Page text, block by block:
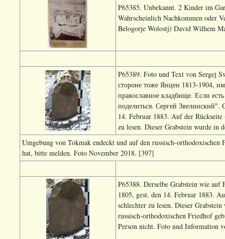
P65385. Unbekannt. 2 Kinder im
Wahrscheinlich Nachkommen oder
Belogorje Wolostj) David Wilhem
P65389. Foto und Text von Sergej
стороне тоже Янцен 1813-1904,
православное кладбище. Если
поделиться. Сергей Звелинский".
14. Februar 1883. Auf der
zu lesen. Dieser Grabstein wurde in
Umgebung von Tokmak endeckt und auf den russisch-
hat, bitte melden. Foto November 2018. [397]
P65388. Derselbe Grabstein wie auf
1805, gest. den 14. Februar 1883.
schlechter zu lesen. Dieser
russisch-orthodoxischen Friedhof
Person nicht. Foto und Information